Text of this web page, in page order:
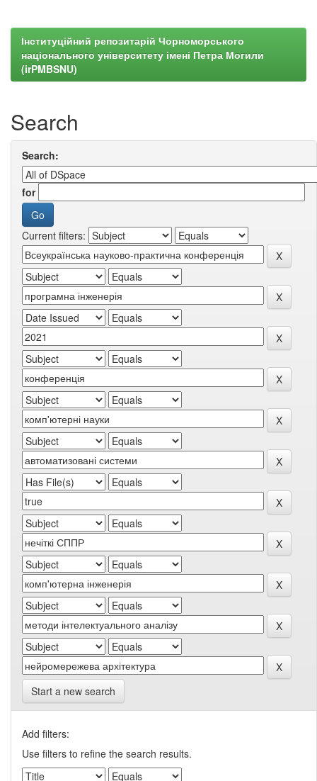
Інституційний репозитарій Чорноморського
національного університету імені Петра Могили
(irPMBSNU)
Search
Search:
for
Current filters:
Start a new search
Add filters:
Use filters to refine the search results.